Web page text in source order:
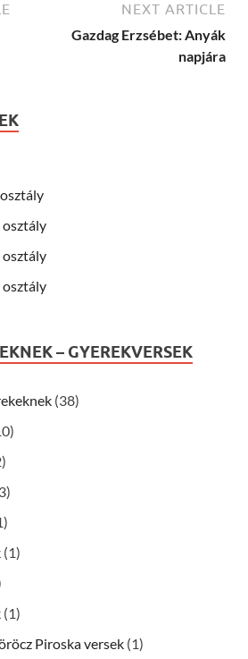
NEXT ARTICLE
Gazdag Erzsébet: Anyák
napjára
osztály
osztály
osztály
– GYEREKVERSEK
(38)
(1)
(1)
Piroska versek (1)